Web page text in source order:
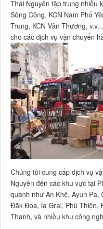
Thái Nguyên tập trung nhiều
Sông Công, KCN Nam Phố
Trung, KCN Vân Thương,
cho các dịch vụ vận chuyển
Chúng tôi cung cấp dịch vụ
Nguyên đến các khu vực tại
quanh như An Khê, Ayun
Đăk Đoa, Ia Grai, Phú Thiện,
Thanh, và nhiều khu công